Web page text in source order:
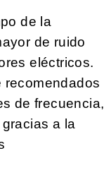
de la
de ruido
eléctricos.
recomendados
de frecuencia,
a la